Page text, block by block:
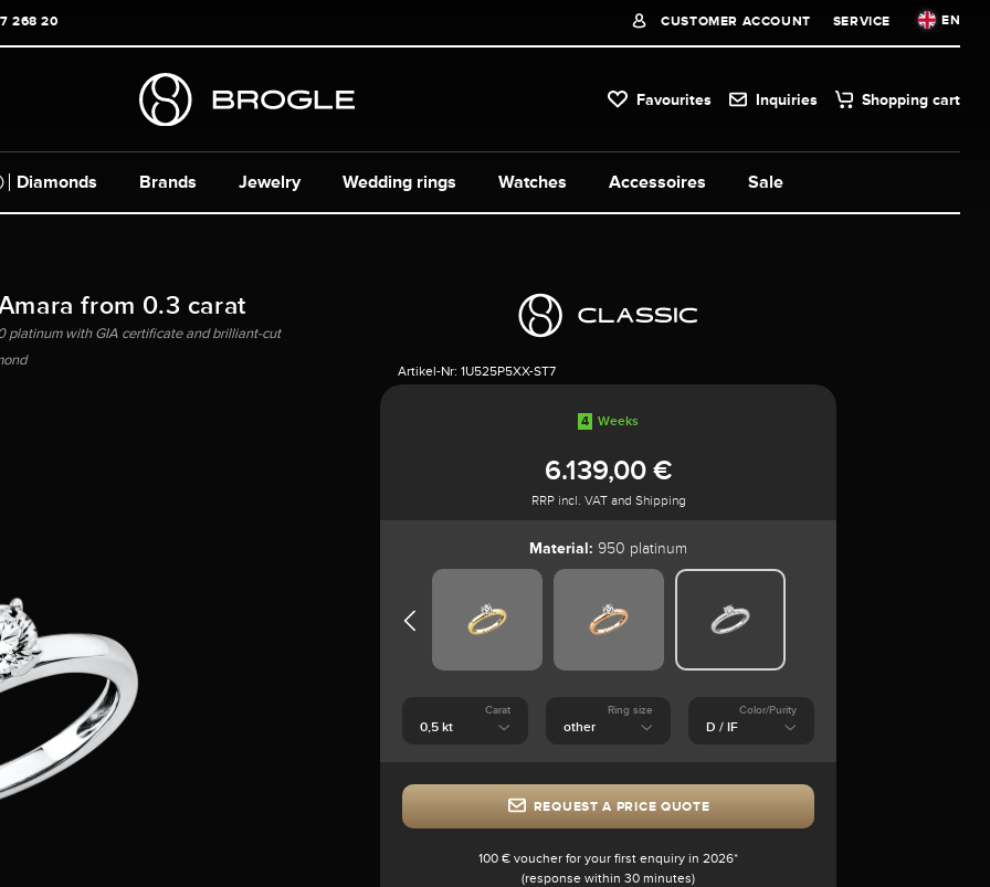
268 20 CUSTOMER ACCOUNT SERVICE EN
Favourites Inquiries Shopping cart
Diamonds Brands Jewelry Watches Accessoires Sale
Wedding rings
from 0.3 carat
platinum with GIA certificate and brilliant-cut
Artikel-Nr: 1U525P5XX-ST7
4 Weeks
6.139,00 €
RRP incl. VAT and Shipping
Material: 950 platinum
Carat Ring size Color/Purity
REQUEST A PRICE QUOTE
100 € voucher for your first enquiry in 2026*
(response within 30 minutes)